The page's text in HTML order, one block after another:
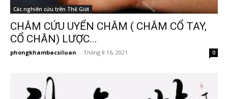
Các nghiên cứu trên Thế Giới
CHÂM CỨU UYỂN CHÂM ( CHÂM CỔ TAY,
CỔ CHÂN) LƯỢC...
phongkhambacsiluan - Tháng 8 16, 2021 0